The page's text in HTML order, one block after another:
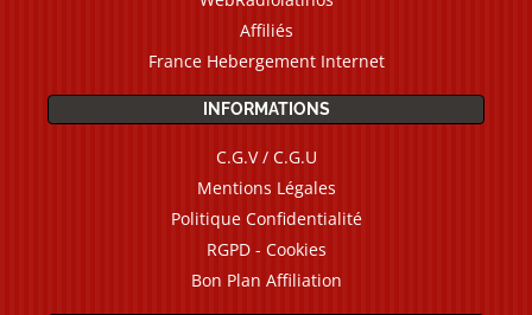
Affiliés
France Hebergement Internet
INFORMATIONS
C.G.V / C.G.U
Mentions Légales
Politique Confidentialité
RGPD - Cookies
Bon Plan Affiliation